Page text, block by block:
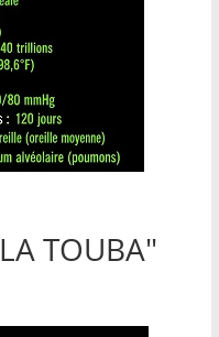
TOUBA"